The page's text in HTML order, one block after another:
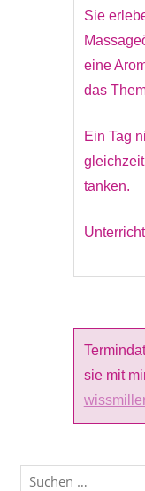
Sie
eine
das
Ein Tag
tanken.
sie mit